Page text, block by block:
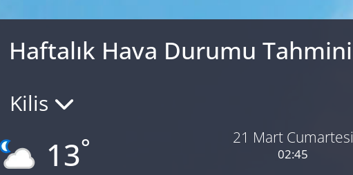
Haftalık Hava Durumu Tahmini
Kilis
13° 21 Mart Cumartesi
02:45